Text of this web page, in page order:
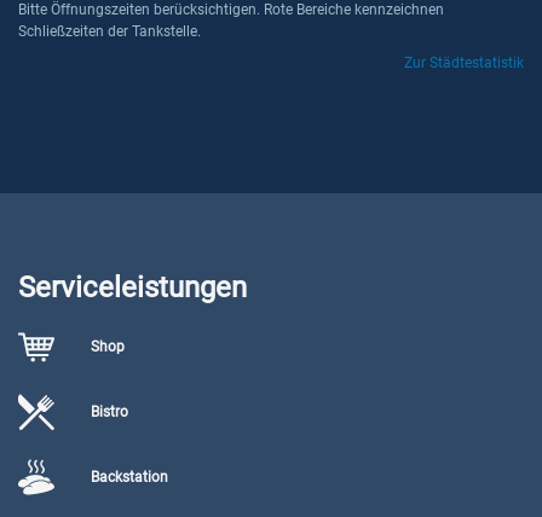
Bitte Öffnungszeiten berücksichtigen. Rote Bereiche kennzeichnen
Schließzeiten der Tankstelle.
Zur Städtestatistik
Serviceleistungen
Shop
Bistro
Backstation